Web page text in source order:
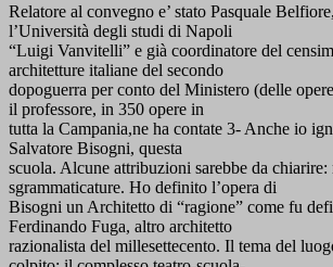
Relatore al convegno e’ stato Pasquale
l’Università degli studi di Napoli
“Luigi Vanvitelli” e già coordinatore del
architetture italiane del secondo
dopoguerra per conto del Ministero (delle
il professore, in 350 opere in
tutta la Campania,ne ha contate 3- Anche io
Salvatore Bisogni, questa
scuola. Alcune attribuzioni sarebbe da chiarire:
sgrammaticature. Ho definito l’opera di
Bisogni un Architetto di “ragione” come fu
Ferdinando Fuga, altro architetto
razionalista del millesettecento. Il tema del